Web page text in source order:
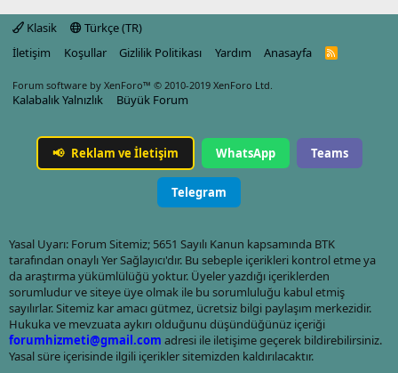
Klasik
Türkçe (TR)
İletişim
Koşullar Gizlilik Politikası Yardım Anasayfa
R
Forum software by XenForo™ © 2010-2019 XenForo Ltd.
Kalabalık Yalnızlık Büyük Forum
📢 Reklam ve İletişim WhatsApp Teams
Telegram
Yasal Uyarı: Forum Sitemiz; 5651 Sayılı Kanun kapsamında BTK
tarafından onaylı Yer Sağlayıcı'dır. Bu sebeple içerikleri kontrol etme ya
da araştırma yükümlülüğü yoktur. Üyeler yazdığı içeriklerden
sorumludur ve siteye üye olmak ile bu sorumluluğu kabul etmiş
sayılırlar. Sitemiz kar amacı gütmez, ücretsiz bilgi paylaşım merkezidir.
Hukuka ve mevzuata aykırı olduğunu düşündüğünüz içeriği
forumhizmeti@gmail.com adresi ile iletişime geçerek bildirebilirsiniz.
Yasal süre içerisinde ilgili içerikler sitemizden kaldırılacaktır.